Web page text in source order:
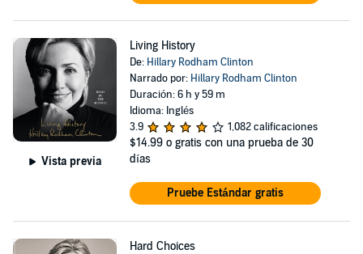
Vista previa
Living History
De: Hillary Rodham Clinton
Narrado por: Hillary Rodham Clinton
Duración: 6 h y 59 m
Idioma: Inglés
3.9
1,082 calificaciones
$14.99 o gratis con una prueba de 30
días
Pruebe Estándar gratis
Hard Choices